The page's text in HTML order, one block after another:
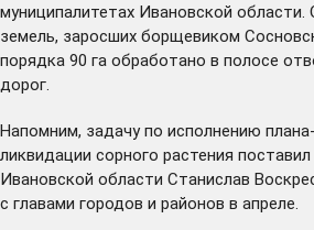
муниципалитетах Ивановской области.
земель, заросших борщевиком
порядка 90 га обработано в полосе
дорог.
Напомним, задачу по исполнению
ликвидации сорного растения поставил
Ивановской области Станислав
с главами городов и районов в апреле.